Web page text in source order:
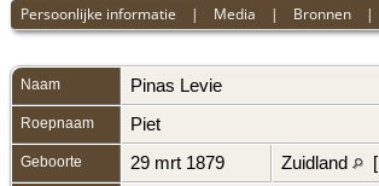
Persoonlijke informatie | Media | Bronnen
Naam Pinas Levie
Roepnaam Piet
Geboorte 29 mrt 1879 Zuidland [